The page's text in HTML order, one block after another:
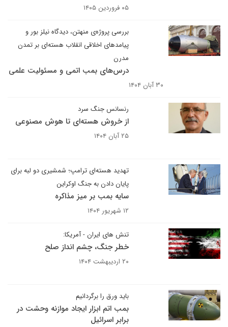
۰۵ فروردین ۱۴۰۵
بررسی پروژه‌ی منهتن، دیدگاه نیلز بور و
پیامدهای اخلاقی انقلاب هسته‌ای بر تمدن
مدرن
درس‌های بمب اتمی و مسئولیت علمی
۳۰ آبان ۱۴۰۴
رنسانس جنگ سرد
از خروش هسته‌ای تا هوش مصنوعی
۲۵ آبان ۱۴۰۴
تهدید هسته‌ای ترامپ؛ شمشیری دو لبه برای
پایان دادن به جنگ اوکراین
سایه بمب بر میز مذاکره
۱۲ شهریور ۱۴۰۴
تنش های ایران - آمریکا:
خطر جنگ، چشم انداز صلح
۲۰ اردیبهشت ۱۴۰۴
باید ورق را برگردانیم
بمب اتم ابزار ایجاد موازنه وحشت در
برابر اسرائیل